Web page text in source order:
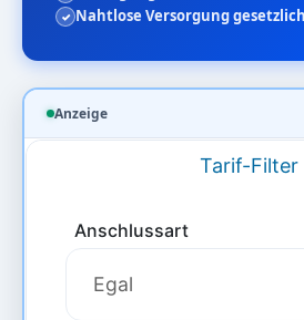
Nahtlose Versorgung
Anzeige